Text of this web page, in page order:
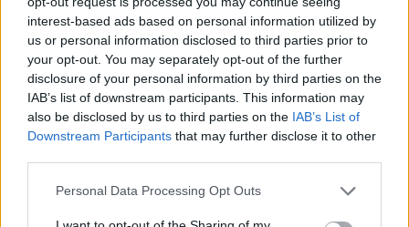
interest-based ads based on personal information utilized by
us or personal information disclosed to third parties prior to
your opt-out. You may separately opt-out of the further
disclosure of your personal information by third parties on the
IAB’s list of downstream participants. This information may
also be disclosed by us to third parties on the IAB’s List of
Downstream Participants that may further disclose it to other
Personal Data Processing Opt Outs
8 Agosto 2026
altre notizie
Marcinelle, La Russa “Qualcuno continua ancora
a voltare le spalle”
Scoperto un relitto romano con centinaia di
anfore al largo di Mazara del Vallo